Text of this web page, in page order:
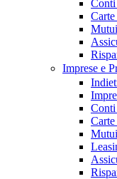
Imprese e